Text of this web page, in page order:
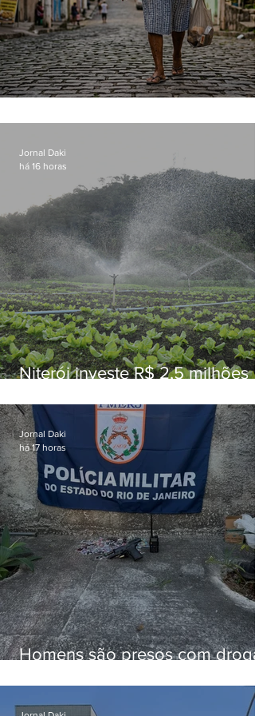
Niterói investe R$ 2,5 milhões
familiar para merenda escolar
Jornal Daki
há 16 horas
Homens são presos com
Jornal Daki
há 17 horas